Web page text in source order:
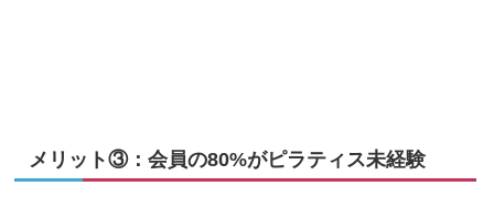
メリット③：会員の80%がピラティス未経験